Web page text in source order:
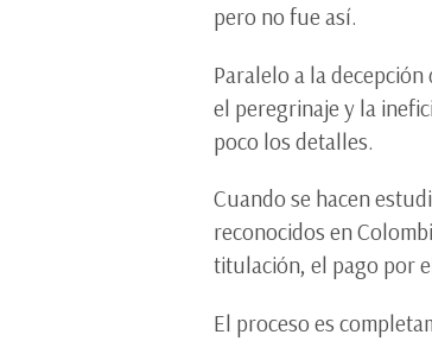
pero no fue así.
Paralelo a la
el peregrinaje y la
poco los detalles.
Cuando se hacen
reconocidos en
titulación, el pago por
El proceso es